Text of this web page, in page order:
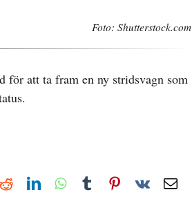
Foto: Shutterstock.com
för att ta fram en ny stridsvagn som
RedditLinkedInWhatsApp
TumblrPinterest
Vk
E-